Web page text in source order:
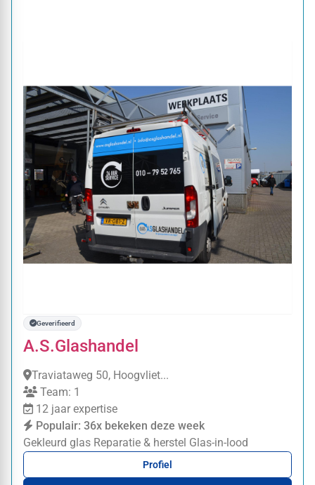
Geverifieerd
A.S.Glashandel
Traviataweg 50, Hoogvliet...
Team: 1
12 jaar expertise
Populair: 36x bekeken deze week
Gekleurd glas Reparatie & herstel Glas-in-lood
Profiel